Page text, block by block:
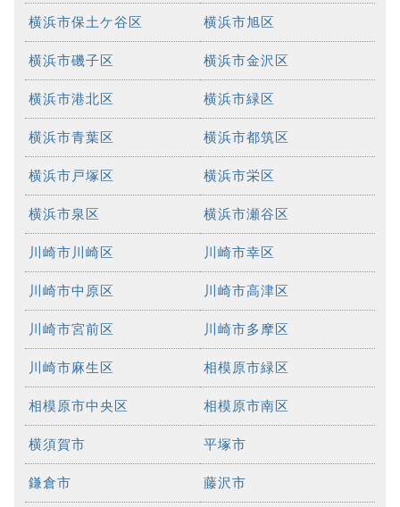
横浜市保土ケ谷区 横浜市旭区
横浜市磯子区 横浜市金沢区
横浜市港北区 横浜市緑区
横浜市青葉区 横浜市都筑区
横浜市戸塚区 横浜市栄区
横浜市泉区 横浜市瀬谷区
川崎市川崎区 川崎市幸区
川崎市中原区 川崎市高津区
川崎市宮前区 川崎市多摩区
川崎市麻生区 相模原市緑区
相模原市中央区 相模原市南区
横須賀市 平塚市
鎌倉市 藤沢市